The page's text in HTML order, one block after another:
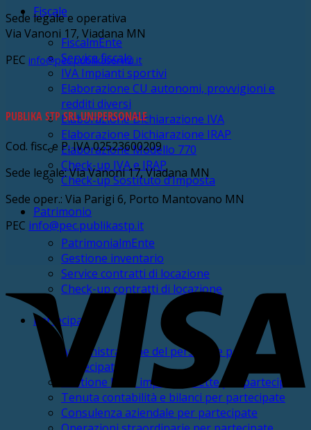
Fiscale
FiscalmEnte
Service fiscale
IVA Impianti sportivi
Elaborazione CU autonomi, provvigioni e
redditi diversi
Elaborazione Dichiarazione IVA
Elaborazione Dichiarazione IRAP
Elaborazione Modello 770
Check-up IVA e IRAP
Check-up Sostituto d’Imposta
Patrimonio
PatrimonialmEnte
Gestione inventario
Service contratti di locazione
Check-up contratti di locazione
Partecipate
Amministrazione del personale per
partecipate
Gestione IVA e imposte dirette per partecipate
Tenuta contabilità e bilanci per partecipate
Consulenza aziendale per partecipate
Sede legale e operativa
Via Vanoni 17, Viadana MN
PEC info@pec.publikaservizi.it
PUBLIKA STP SRL UNIPERSONALE
Cod. fisc. e P. IVA 02523600209
Sede legale: Via Vanoni 17, Viadana MN
Sede oper.: Via Parigi 6, Porto Mantovano MN
PEC info@pec.publikastp.it